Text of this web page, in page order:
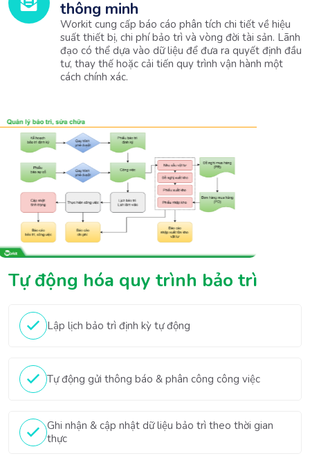
thông minh
Workit cung cấp báo cáo phân tích chi tiết về hiệu
suất thiết bị, chi phí bảo trì và vòng đời tài sản. Lãnh
đạo có thể dựa vào dữ liệu để đưa ra quyết định đầu
tư, thay thế hoặc cải tiến quy trình vận hành một
cách chính xác.
Tự động hóa quy trình bảo trì
Lập lịch bảo trì định kỳ tự động
Tự động gửi thông báo & phân công công việc
Ghi nhận & cập nhật dữ liệu bảo trì theo thời gian
thực